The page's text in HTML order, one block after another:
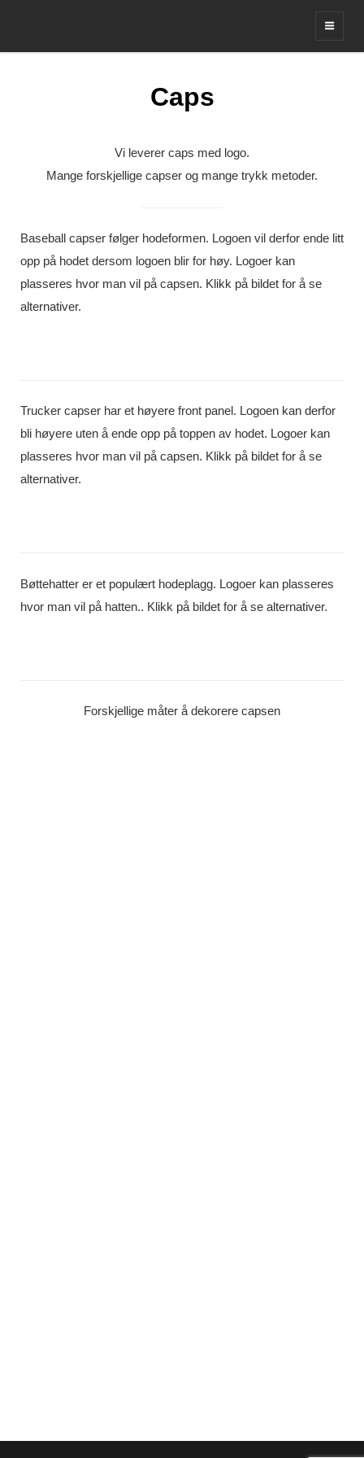
Caps
Vi leverer caps med logo.
Mange forskjellige capser og mange trykk metoder.
Baseball capser følger hodeformen. Logoen vil derfor ende litt
opp på hodet dersom logoen blir for høy. Logoer kan
plasseres hvor man vil på capsen. Klikk på bildet for å se
alternativer.
Trucker capser har et høyere front panel. Logoen kan derfor
bli høyere uten å ende opp på toppen av hodet. Logoer kan
plasseres hvor man vil på capsen. Klikk på bildet for å se
alternativer.
Bøttehatter er et populært hodeplagg. Logoer kan plasseres
hvor man vil på hatten.. Klikk på bildet for å se alternativer.
Forskjellige måter å dekorere capsen